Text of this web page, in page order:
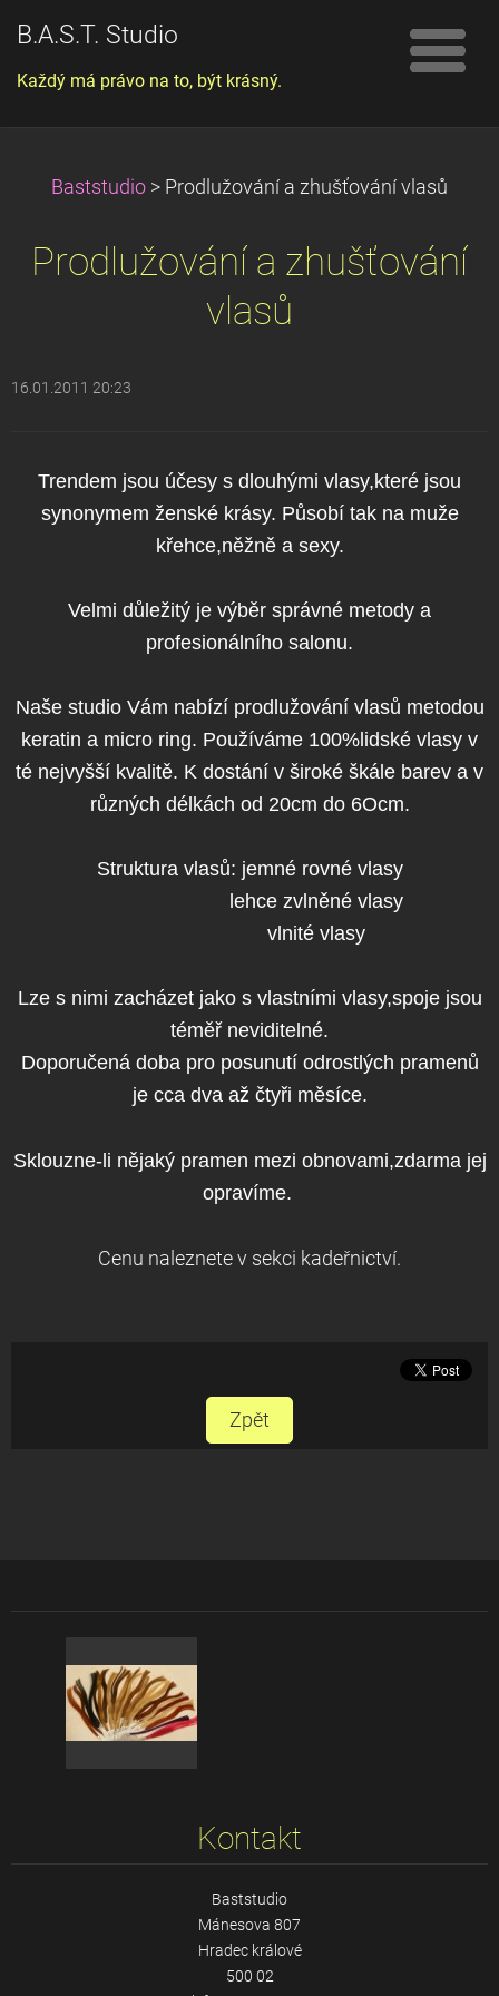
B.A.S.T. Studio
Každý má právo na to, být krásný.
Baststudio > Prodlužování a zhušťování vlasů
Prodlužování a zhušťování
vlasů
16.01.2011 20:23
Trendem jsou účesy s dlouhými vlasy,které jsou
synonymem ženské krásy. Působí tak na muže
křehce,něžně a sexy.
Velmi důležitý je výběr správné metody a
profesionálního salonu.
Naše studio Vám nabízí prodlužování vlasů metodou
keratin a micro ring. Používáme 100%lidské vlasy v
té nejvyšší kvalitě. K dostání v široké škále barev a v
různých délkách od 20cm do 6Ocm.
Struktura vlasů: jemné rovné vlasy
lehce zvlněné vlasy
vlnité vlasy
Lze s nimi zacházet jako s vlastními vlasy,spoje jsou
téměř neviditelné.
Doporučená doba pro posunutí odrostlých pramenů
je cca dva až čtyři měsíce.
Sklouzne-li nějaký pramen mezi obnovami,zdarma jej
opravíme.
Cenu naleznete v sekci kadeřnictví.
Zpět
Kontakt
Baststudio
Mánesova 807
Hradec králové
500 02